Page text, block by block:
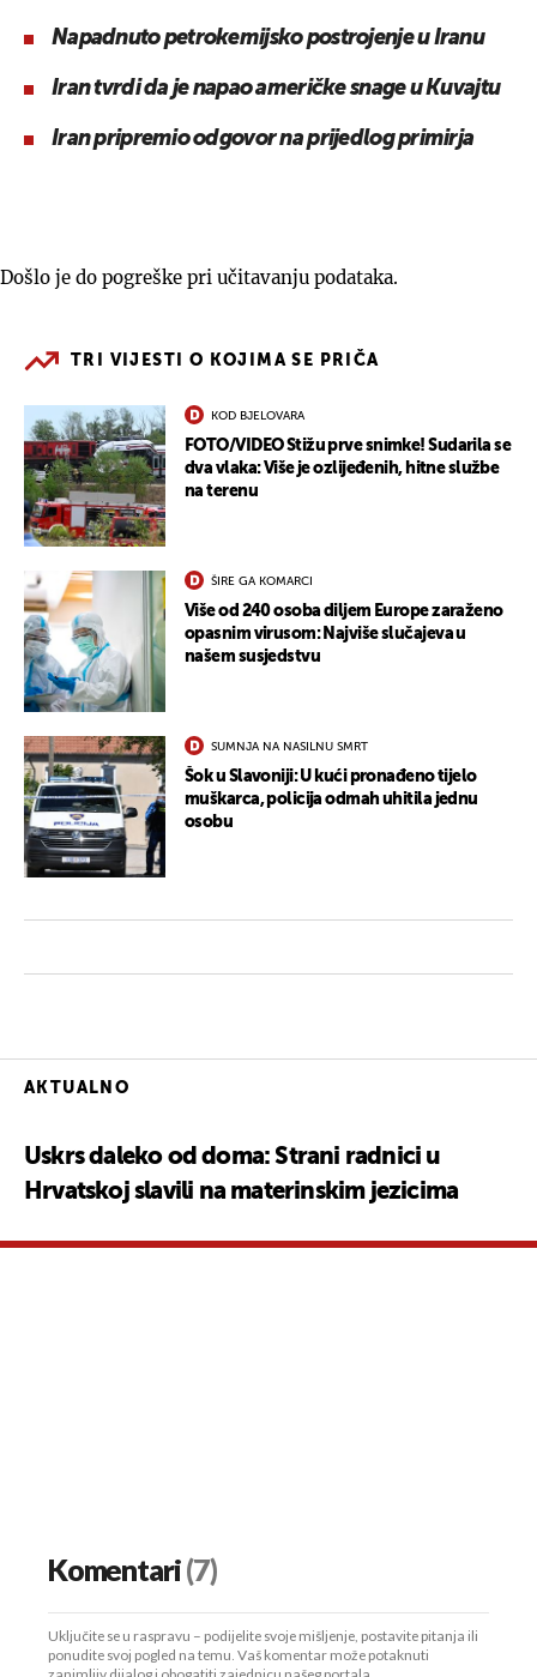
Napadnuto petrokemijsko postrojenje u Iranu
Iran tvrdi da je napao američke snage u Kuvajtu
Iran pripremio odgovor na prijedlog primirja
Došlo je do pogreške pri učitavanju podataka.
TRI VIJESTI O KOJIMA SE PRIČA
KOD BJELOVARA
FOTO/VIDEO Stižu prve snimke! Sudarila se
dva vlaka: Više je ozlijeđenih, hitne službe
na terenu
ŠIRE GA KOMARCI
Više od 240 osoba diljem Europe zaraženo
opasnim virusom: Najviše slučajeva u
našem susjedstvu
SUMNJA NA NASILNU SMRT
Šok u Slavoniji: U kući pronađeno tijelo
muškarca, policija odmah uhitila jednu
osobu
AKTUALNO
Uskrs daleko od doma: Strani radnici u
Hrvatskoj slavili na materinskim jezicima
Komentari(7)
Uključite se u raspravu – podijelite svoje mišljenje, postavite pitanja ili
ponudite svoj pogled na temu. Vaš komentar može potaknuti